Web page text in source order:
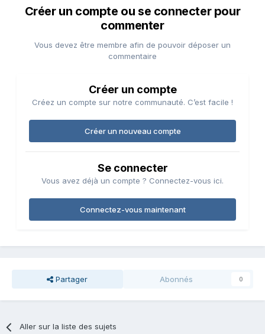
Créer un compte ou se connecter pour
commenter
Vous devez être membre afin de pouvoir déposer un
commentaire
Créer un compte
Créez un compte sur notre communauté. C’est facile !
Créer un nouveau compte
Se connecter
Vous avez déjà un compte ? Connectez-vous ici.
Connectez-vous maintenant
Partager Abonnés 0
Aller sur la liste des sujets